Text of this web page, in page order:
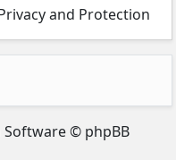
and Protection
qui
potentiellement
âgés de moins de 13
ou des tuteurs
vous ne savez pas si
mineurs âgés de
© phpBB